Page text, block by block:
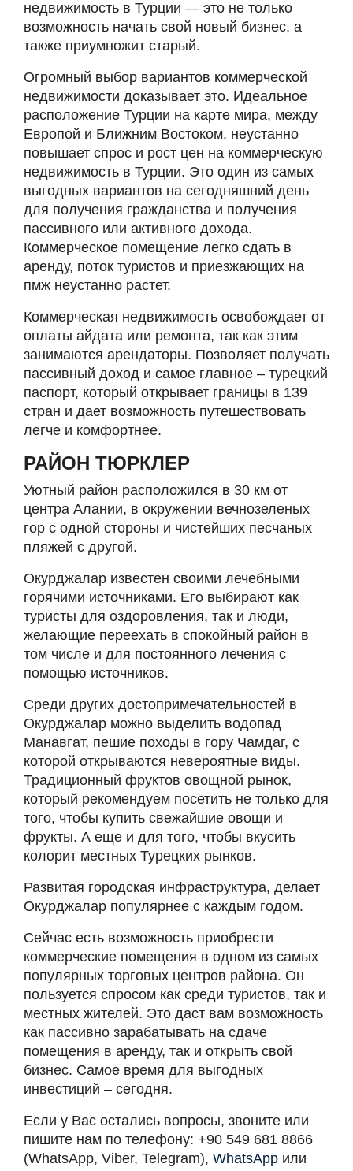
недвижимость в Турции — это не только
возможность начать свой новый бизнес, а
также приумножит старый.
Огромный выбор вариантов коммерческой
недвижимости доказывает это. Идеальное
расположение Турции на карте мира, между
Европой и Ближним Востоком, неустанно
повышает спрос и рост цен на коммерческую
недвижимость в Турции. Это один из самых
выгодных вариантов на сегодняшний день
для получения гражданства и получения
пассивного или активного дохода.
Коммерческое помещение легко сдать в
аренду, поток туристов и приезжающих на
пмж неустанно растет.
Коммерческая недвижимость освобождает от
оплаты айдата или ремонта, так как этим
занимаются арендаторы. Позволяет получать
пассивный доход и самое главное – турецкий
паспорт, который открывает границы в 139
стран и дает возможность путешествовать
легче и комфортнее.
РАЙОН ТЮРКЛЕР
Уютный район расположился в 30 км от
центра Алании, в окружении вечнозеленых
гор с одной стороны и чистейших песчаных
пляжей с другой.
Окурджалар известен своими лечебными
горячими источниками. Его выбирают как
туристы для оздоровления, так и люди,
желающие переехать в спокойный район в
том числе и для постоянного лечения с
помощью источников.
Среди других достопримечательностей в
Окурджалар можно выделить водопад
Манавгат, пешие походы в гору Чамдаг, с
которой открываются невероятные виды.
Традиционный фруктов овощной рынок,
который рекомендуем посетить не только для
того, чтобы купить свежайшие овощи и
фрукты. А еще и для того, чтобы вкусить
колорит местных Турецких рынков.
Развитая городская инфраструктура, делает
Окурджалар популярнее с каждым годом.
Сейчас есть возможность приобрести
коммерческие помещения в одном из самых
популярных торговых центров района. Он
пользуется спросом как среди туристов, так и
местных жителей. Это даст вам возможность
как пассивно зарабатывать на сдаче
помещения в аренду, так и открыть свой
бизнес. Самое время для выгодных
инвестиций – сегодня.
Если у Вас остались вопросы, звоните или
пишите нам по телефону: +90 549 681 8866
(WhatsApp, Viber, Telegram), WhatsApp или